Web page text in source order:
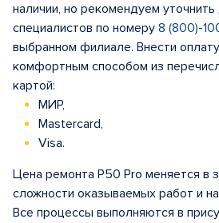
наличии, но рекомендуем
специалистов по номеру 8 (800)-
выбранном филиале. Внести
комфортным способом из
картой:
МИР,
Mastercard,
Visa.
Цена ремонта P50 Pro меняется в
сложности оказываемых работ и
Все процессы выполняются в